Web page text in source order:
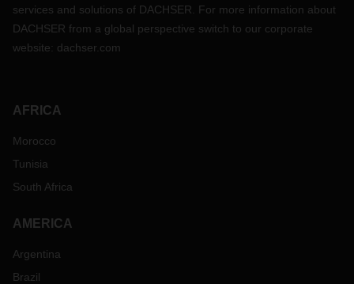
services and solutions of DACHSER. For more information about
DACHSER from a global perspective switch to our corporate
website: dachser.com
AFRICA
Morocco
Tunisia
South Africa
AMERICA
Argentina
Brazil